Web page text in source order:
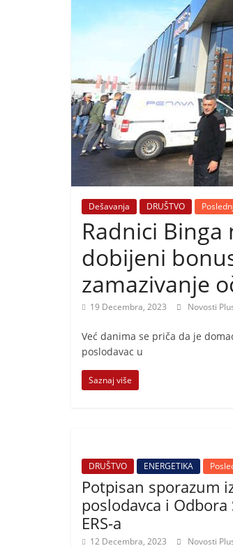
t
n
i
h
v
j
Dešavanja DRUŠTVO
Radnici
dobijeni
zamazivanje
19 Decembra, 2023 Novosti
Već danima se priča da je
poslodavac u
Saznaj više
DRUŠTVO ENERGETIKA
Potpisan sporazum
poslodavca i Odbora
ERS-a
12 Decembra, 2023 Novosti